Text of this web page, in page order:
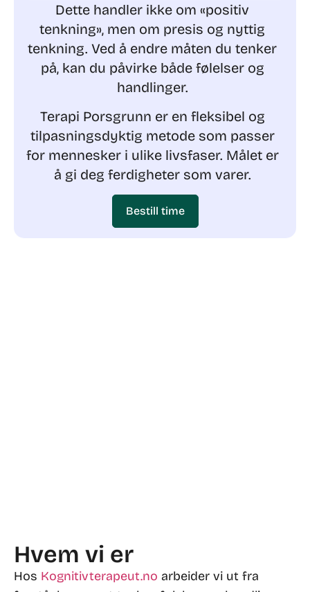
Dette handler ikke om «positiv
tenkning», men om presis og nyttig
tenkning.Ved å endre måten du tenker
på, kan du påvirke både følelser og
handlinger.
Terapi Porsgrunn er en fleksibel og
tilpasningsdyktig metode som passer
for mennesker i ulike livsfaser. Målet er
å gi deg ferdigheter som varer.
Bestill time
Hvem vi er
Hos Kognitivterapeut.no arbeider vi ut fra